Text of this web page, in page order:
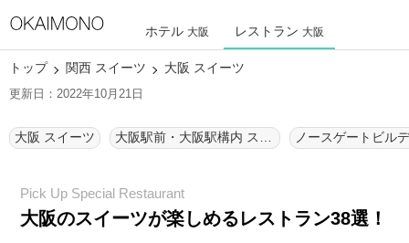
ホテル 大阪 レストラン 大阪
トップ 関西 スイーツ 大阪 スイーツ
更新日：2022年10月21日
大阪 スイーツ
大阪のスイーツが楽しめるレストラン38選！